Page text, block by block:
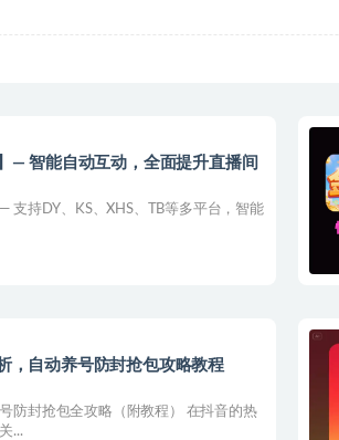
— 智能自动互动，全面提升直播间
支持DY、KS、XHS、TB等多平台，智能
，自动养号防封抢包攻略教程
防封抢包全攻略（附教程） 在抖音的热
...